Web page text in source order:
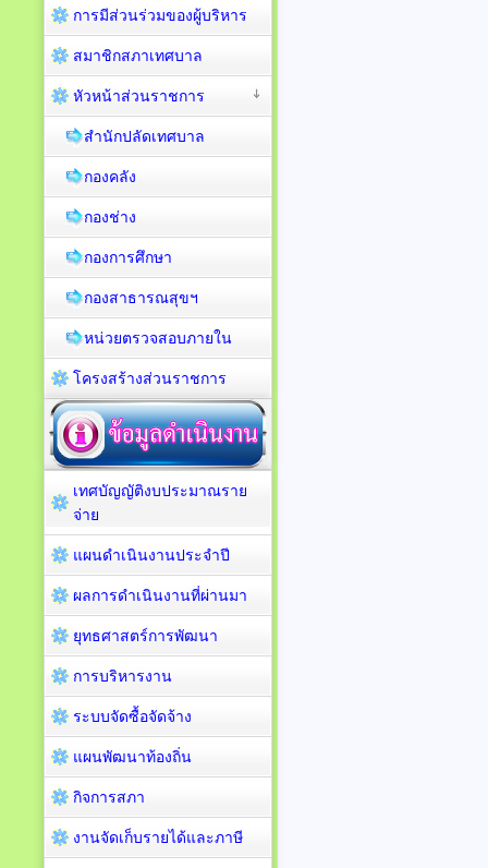
การมีส่วนร่วมของผู้บริหาร
สมาชิกสภาเทศบาล
หัวหน้าส่วนราชการ
สำนักปลัดเทศบาล
กองคลัง
กองช่าง
กองการศึกษา
กองสาธารณสุขฯ
หน่วยตรวจสอบภายใน
โครงสร้างส่วนราชการ
เทศบัญญัติงบประมาณราย
จ่าย
แผนดำเนินงานประจำปี
ผลการดำเนินงานที่ผ่านมา
ยุทธศาสตร์การพัฒนา
การบริหารงาน
ระบบจัดซื้อจัดจ้าง
แผนพัฒนาท้องถิ่น
กิจการสภา
งานจัดเก็บรายได้และภาษี